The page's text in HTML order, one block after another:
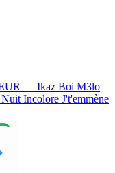
— Ikaz Boi M3lo
Incolore J't'emmène